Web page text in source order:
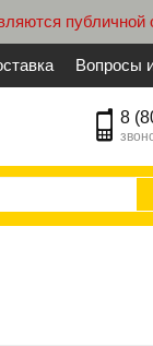
Вопросы
8